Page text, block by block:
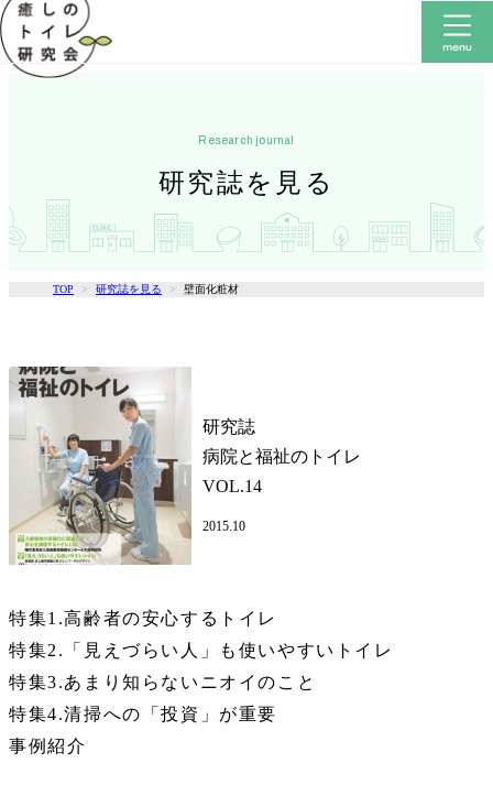
研究誌を見る
research journal
TOP 研究誌を見る 壁面化粧材
研究誌
病院と福祉のトイレ
VOL.14
2015.10
特集1.高齢者の安心するトイレ
特集2.「見えづらい人」も使いやすいトイレ
特集3.あまり知らないニオイのこと
特集4.清掃への「投資」が重要
事例紹介